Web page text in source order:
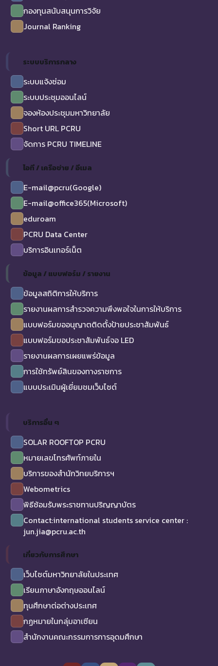
กองทุนสนับสนุนการวิจัย
Journal Ranking
ระบบบริการกลาง
ระบบแจ้งซ่อม
ระบบประชุมออนไลน์
จองห้องประชุมมหาวิทยาลัย
Short URL PCRU
จัดการ PCRU TIMELINE
ไอที / เครือข่าย / อีเมล
E-mail@pcru(Google)
E-mail@office365(Microsoft)
eduroam
PCRU Data Center
บริการอินเทอร์เน็ต
ข้อมูล / แบบฟอร์ม / รายงาน
ข้อมูลสถิติการให้บริการ
รายงานผลการสำรวจความพึงพอใจในการให้บริการ
แบบฟอร์มขออนุญาตติดตั้งป้ายประชาสัมพันธ์
แบบฟอร์มขอประชาสัมพันธ์จอ LED
รายงานผลการเผยแพร่ข้อมูล
การใช้ทรัพย์สินของทางราชการ
แบบประเมินผู้เยี่ยมชมเว็บไซต์
บริการอื่น ๆ
SOLAR ROOFTOP PCRU
หมายเลขโทรศัพท์ภายใน
บริการของสำนักวิทยบริการฯ
Webometrics
พิธีซ้อมรับพระราชทานปริญญาบัตร
Contact:international students service center :
jun.jia@pcru.ac.th
เกี่ยวกับการศึกษา
เว็บไซต์มหาวิทยาลัยในประเทศ
เรียนภาษาอังกฤษออนไลน์
ทุนศึกษาต่อต่างประเทศ
กฏหมายในกลุ่มอาเซียน
สำนักงานคณะกรรมการการอุดมศึกษา